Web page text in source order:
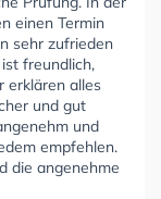
einen Termin
sehr zufrieden
freundlich,
erklären alles
und gut
und
empfehlen.
die angenehme